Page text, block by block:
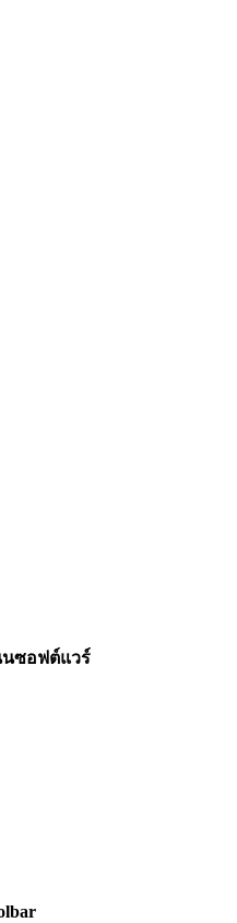
ซอฟต์แวร์